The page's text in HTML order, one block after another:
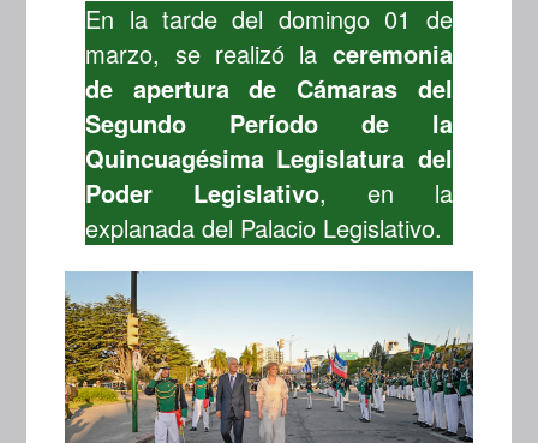
En la tarde del domingo 01 de
marzo, se realizó la ceremonia
de apertura de Cámaras del
Segundo Período de la
Quincuagésima Legislatura del
Poder Legislativo, en la
explanada del Palacio Legislativo.